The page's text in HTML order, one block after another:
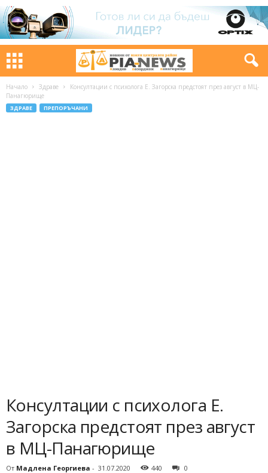
Начало Здраве
Консултации с психолога Е. Загорска предстоят през август в МЦ-
Панагюрище
ЗДРАВЕ ПРЕПОРЪЧАНИ
Консултации с психолога Е.
Загорска предстоят през август
в МЦ-Панагюрище
От Мадлена Георгиева - 31.07.2020 440 0